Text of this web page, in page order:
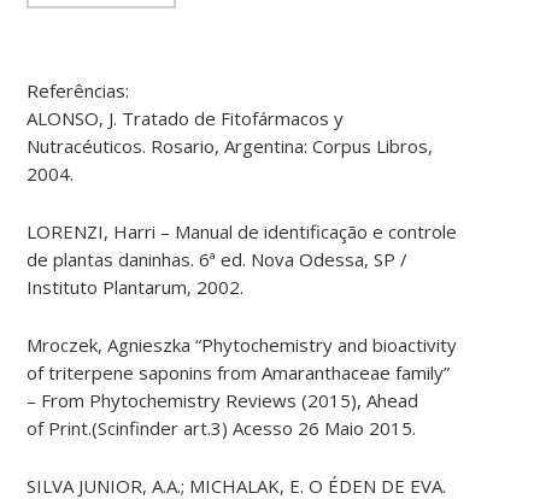
Referências:
ALONSO, J. Tratado de Fitofármacos y
Nutracéuticos. Rosario, Argentina: Corpus Libros,
2004.
LORENZI, Harri – Manual de identificação e controle
de plantas daninhas. 6ª ed. Nova Odessa, SP /
Instituto Plantarum, 2002.
Mroczek, Agnieszka “Phytochemistry and bioactivity
of triterpene saponins from Amaranthaceae family”
– From Phytochemistry Reviews (2015), Ahead
of Print.(Scinfinder art.3) Acesso 26 Maio 2015.
SILVA JUNIOR, A.A.; MICHALAK, E. O ÉDEN DE EVA.